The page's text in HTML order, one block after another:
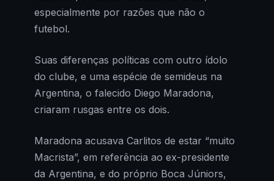
especialmente por razões que não o
futebol.
Suas diferenças políticas com outro ídolo
do clube, e uma espécie de semideus na
Argentina, o falecido Diego Maradona,
criaram rusgas entre os dois.
Maradona acusava Carlitos de estar “muito
Macrista”, em referência ao ex-presidente
da Argentina, e do próprio Boca Júniors,